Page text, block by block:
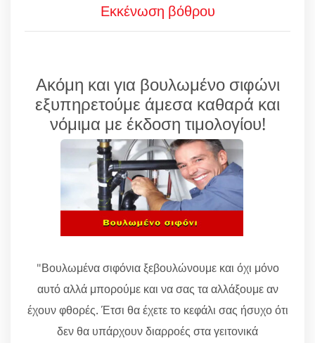
Εκκένωση βόθρου
Ακόμη και για βουλωμένο σιφώνι
εξυπηρετούμε άμεσα καθαρά και
νόμιμα με έκδοση τιμολογίου!
"Βουλωμένα σιφόνια ξεβουλώνουμε και όχι μόνο
αυτό αλλά μπορούμε και να σας τα αλλάξουμε αν
έχουν φθορές. Έτσι θα έχετε το κεφάλι σας ήσυχο ότι
δεν θα υπάρχουν διαρροές στα γειτονικά